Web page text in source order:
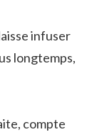
infuser
longtemps,
compte